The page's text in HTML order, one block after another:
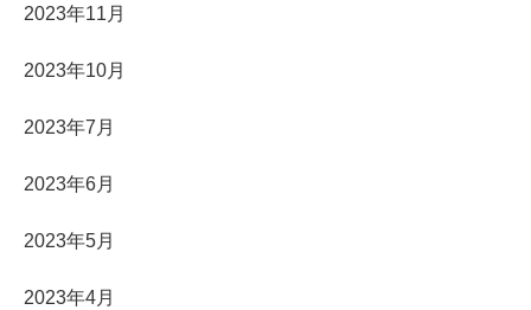
2023年11月
2023年10月
2023年7月
2023年6月
2023年5月
2023年4月